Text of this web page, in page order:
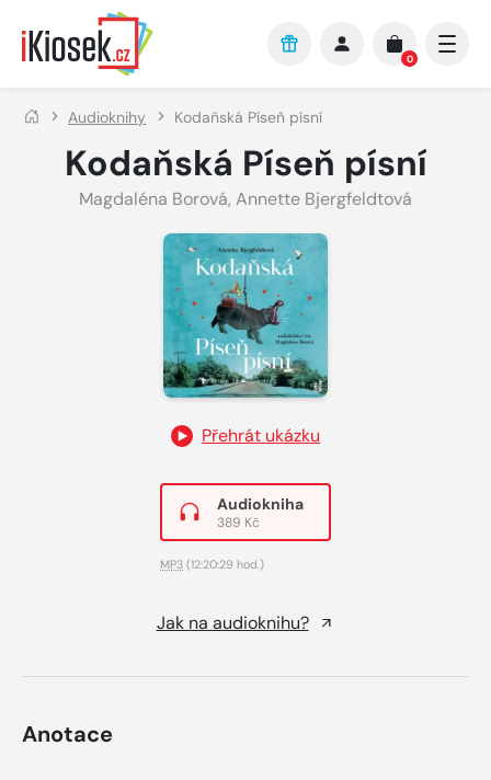
Přejít na hlavní obsah
0
Audioknihy Kodaňská Píseň písní
Kodaňská Píseň písní
Magdaléna Borová, Annette Bjergfeldtová
Přehrát ukázku
Audiokniha
389 Kč
MP3 (12:20:29 hod.)
Jak na audioknihu?
Anotace